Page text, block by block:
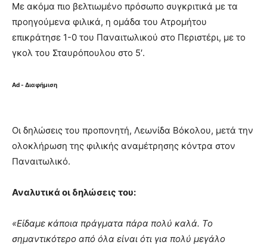
Με ακόμα πιο βελτιωμένο πρόσωπο συγκριτικά με τα
προηγούμενα φιλικά, η ομάδα του Ατρομήτου
επικράτησε 1-0 του Παναιτωλικού στο Περιστέρι, με το
γκολ του Σταυρόπουλου στο 5′.
Ad - Διαφήμιση
Οι δηλώσεις του προπονητή, Λεωνίδα Βόκολου, μετά την
ολοκλήρωση της φιλικής αναμέτρησης κόντρα στον
Παναιτωλικό.
Αναλυτικά οι δηλώσεις του:
«Είδαμε κάποια πράγματα πάρα πολύ καλά. Το
σημαντικότερο από όλα είναι ότι για πολύ μεγάλο